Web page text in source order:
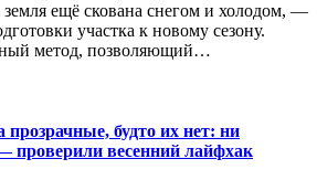
земля ещё скована снегом и холодом, —
участка к новому сезону.
метод, позволяющий…
будто их нет: ни
проверили весенний лайфхак